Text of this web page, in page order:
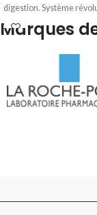
digestion. Système
avec valve anti-air pour
serein. Livré en 24-48h
Marques